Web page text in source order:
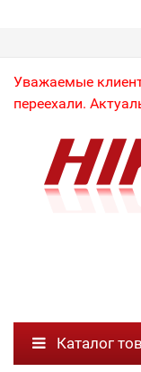
Уважаемые
переехали.
Каталог